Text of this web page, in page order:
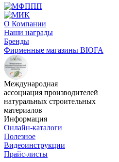
О Компании
Наши награды
Бренды
Фирменные магазины BIOFA
Международная
ассоциация производителей
натуральных строительных
материалов
Информация
Онлайн-каталоги
Полезное
Видеоинструкции
Прайс-листы